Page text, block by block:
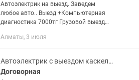
Автоэлектрик на выезд. Заведем
любое авто.. Выезд +Компьютерная
диагностика 7000тг Грузовой выезд
ремонт легковых и грузовых
важно что...
Алматы, 3 июля
Автоэлектрик с выездом каскелен
Договорная